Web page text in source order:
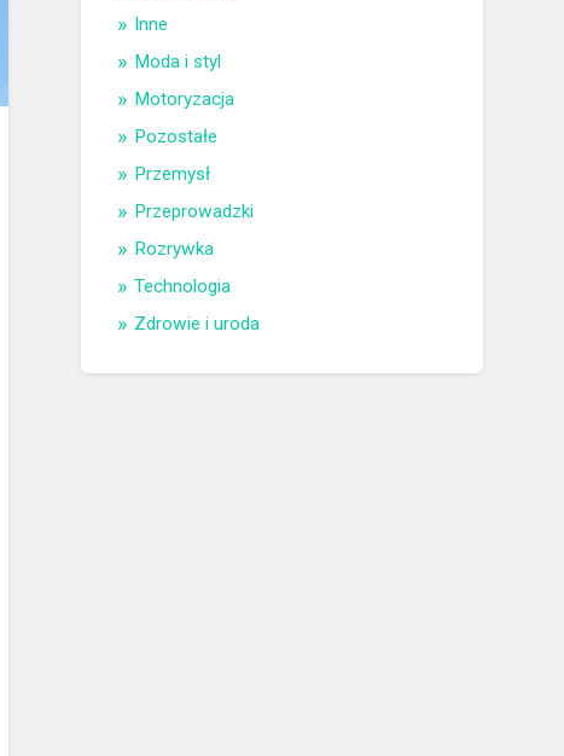
Inne
Moda i styl
Motoryzacja
Pozostałe
Przemysł
Przeprowadzki
Rozrywka
Technologia
Zdrowie i uroda